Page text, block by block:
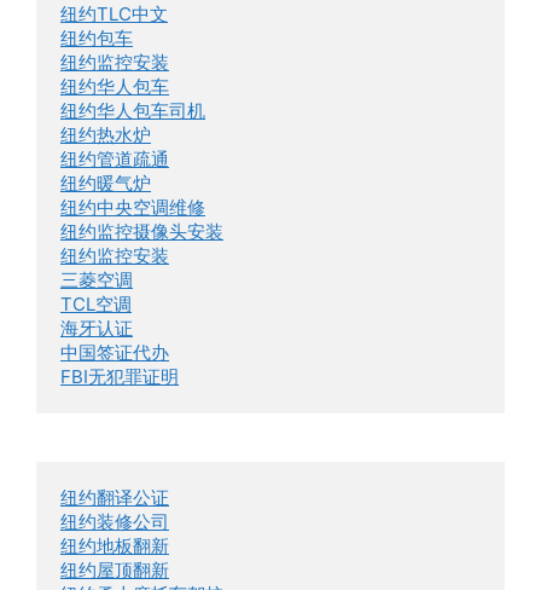
纽约TLC中文
纽约包车
纽约监控安装
纽约华人包车
纽约华人包车司机
纽约热水炉
纽约管道疏通
纽约暖气炉
纽约中央空调维修
纽约监控摄像头安装
纽约监控安装
三菱空调
TCL空调
海牙认证
中国签证代办
FBI无犯罪证明
纽约翻译公证
纽约装修公司
纽约地板翻新
纽约屋顶翻新